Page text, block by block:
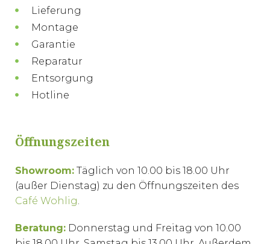
Lieferung
Montage
Garantie
Reparatur
Entsorgung
Hotline
Öffnungszeiten
Showroom: Täglich von 10.00 bis 18.00 Uhr
(außer Dienstag) zu den Öffnungszeiten des
Café Wohlig
Beratung: Donnerstag und Freitag von 10.00